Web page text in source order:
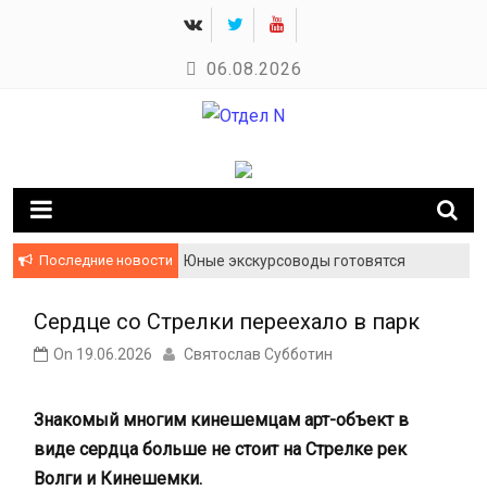
06.08.2026
Последние новости
Юные экскурсоводы готовятся
Сердце со Стрелки переехало в парк
On 19.06.2026 Святослав Субботин
Знакомый многим кинешемцам арт-объект в
виде сердца больше не стоит на Стрелке рек
Волги и Кинешемки.